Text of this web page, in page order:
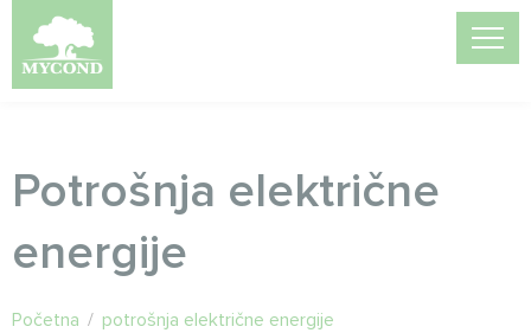
Potrošnja električne
energije
Početna / potrošnja električne energije